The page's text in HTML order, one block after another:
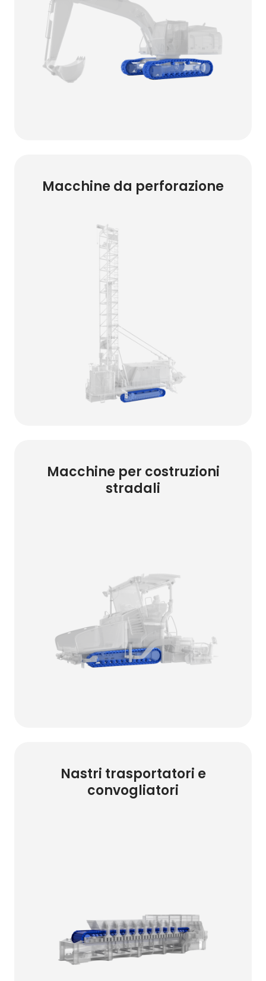
Macchine da perforazione
Macchine per costruzioni
stradali
Nastri trasportatori e
convogliatori